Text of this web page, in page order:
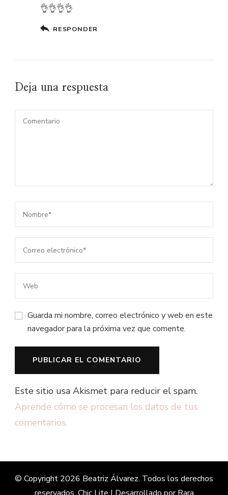
👌👌👌👌
RESPONDER
Deja una respuesta
Guarda mi nombre, correo electrónico y web en este
navegador para la próxima vez que comente.
Este sitio usa Akismet para reducir el spam.
Aprende cómo se procesan los datos de tus
comentarios.
© Copyright 2026 Beatriz Álvarez. Todos los derechos